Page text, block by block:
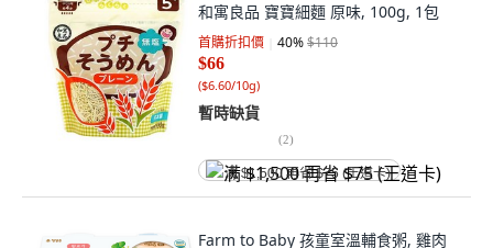
和寓良品 寶寶細麵 原味, 100g, 1包
首購折扣價 40%$110
$66
($6.60/10g)
暫時缺貨
(2)
满 $1,500 再省 $75 (王道卡)
Farm to Baby 孩童室溫輔食粥, 雞肉